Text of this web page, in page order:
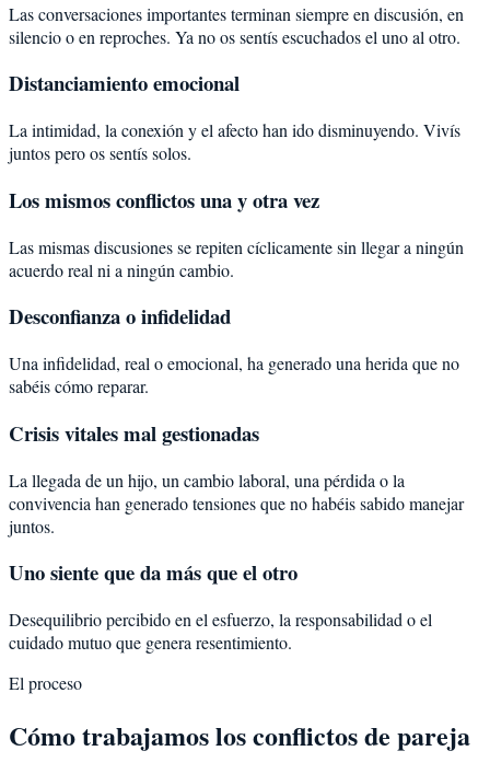
Las conversaciones importantes terminan siempre en discusión, en
silencio o en reproches. Ya no os sentís escuchados el uno al otro.
Distanciamiento emocional
La intimidad, la conexión y el afecto han ido disminuyendo. Vivís
juntos pero os sentís solos.
Los mismos conflictos una y otra vez
Las mismas discusiones se repiten cíclicamente sin llegar a ningún
acuerdo real ni a ningún cambio.
Desconfianza o infidelidad
Una infidelidad, real o emocional, ha generado una herida que no
sabéis cómo reparar.
Crisis vitales mal gestionadas
La llegada de un hijo, un cambio laboral, una pérdida o la
convivencia han generado tensiones que no habéis sabido manejar
juntos.
Uno siente que da más que el otro
Desequilibrio percibido en el esfuerzo, la responsabilidad o el
cuidado mutuo que genera resentimiento.
El proceso
Cómo trabajamos los conflictos de pareja